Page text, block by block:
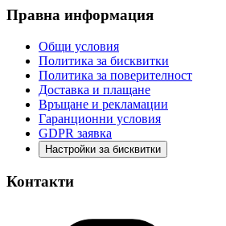
Правна информация
Общи условия
Политика за бисквитки
Политика за поверителност
Доставка и плащане
Връщане и рекламации
Гаранционни условия
GDPR заявка
Настройки за бисквитки
Контакти